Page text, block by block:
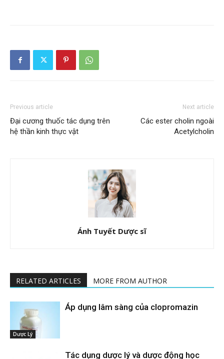
Previous article
Đại cương thuốc tác dụng trên
hệ thần kinh thực vật
Next article
Các ester cholin ngoài
Acetylcholin
Ánh Tuyết Dược sĩ
RELATED ARTICLES MORE FROM AUTHOR
Dược Lý
Áp dụng lâm sàng của clopromazin
Tác dụng dược lý và dược động học